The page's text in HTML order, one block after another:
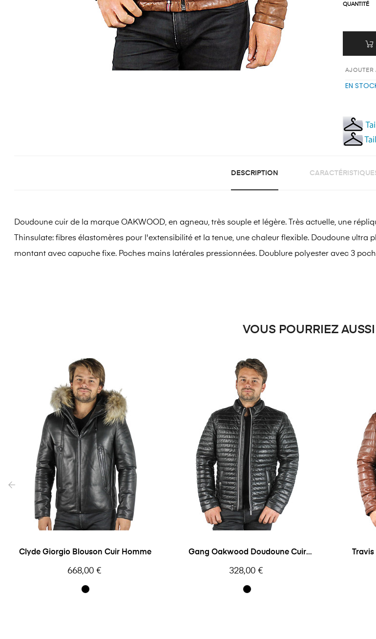
QUANTITÉ
AJOUTER
EN
DESCRIPTION
Doudoune cuir de la marque OAKWOOD, en agneau, très souple et légère. Très actuelle, une
Thinsulate: fibres élastomères pour l'extensibilité et la tenue, une chaleur flexible. Doudoune
montant avec capuche fixe. Poches mains latérales pressionnées. Doublure polyester avec 3
VOUS POURRIEZ
Clyde Giorgio Blouson Cuir Homme
Prix
668,00 €
Gang Oakwood Doudoune Cuir
Prix
328,00 €